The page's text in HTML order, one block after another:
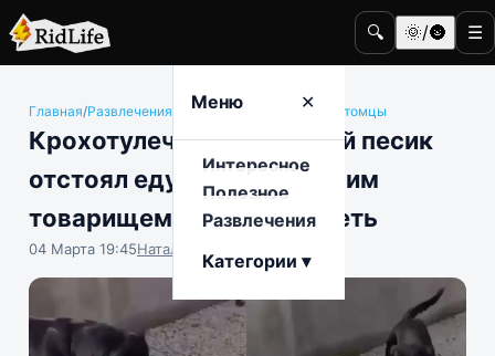
🔍 🌞/🌚 ☰
Меню ✕
Интересное
Полезное
Развлечения
Категории ▾
Главная/Развлечения Животные и домашние питомцы
Крохотулечный отважный песик
отстоял еду перед большим
товарищем и восхитил Сеть
04 Марта 19:45Наталья Герасимова